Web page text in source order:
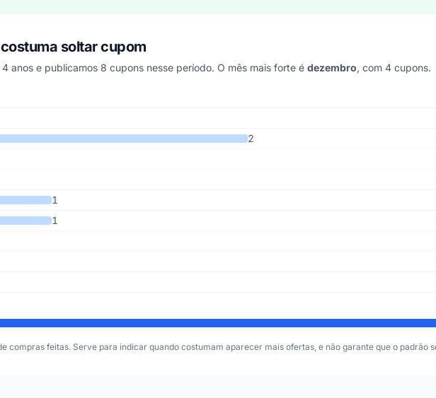
soltar cupom
anos e publicamos 8 cupons nesse período. O mês mais forte é dezembro, com 4 cupons.
por mês, somando os últimos 4 anos
2
1
1
compras feitas. Serve para indicar quando costumam aparecer mais ofertas, e não garante que o padrão